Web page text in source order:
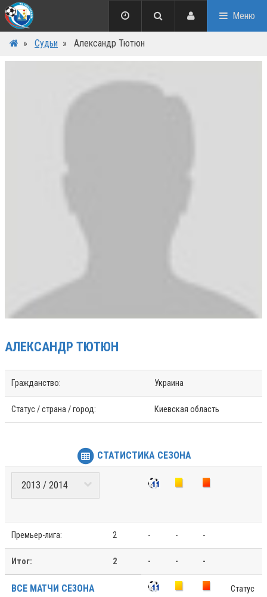
Меню
» Судьи » Александр Тютюн
АЛЕКСАНДР ТЮТЮН
Гражданство: Украина
Статус / страна / город: Киевская область
СТАТИСТИКА СЕЗОНА
Премьер-лига: 2 - - -
Итог: 2 - - -
ВСЕ МАТЧИ СЕЗОНА Статус